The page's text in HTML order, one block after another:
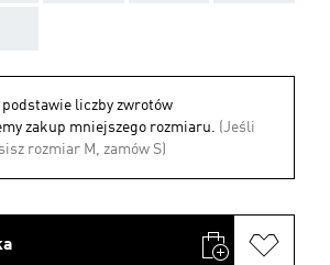
podstawie liczby zwrotów
zakup mniejszego rozmiaru. (Jeśli
rozmiar M, zamów S)